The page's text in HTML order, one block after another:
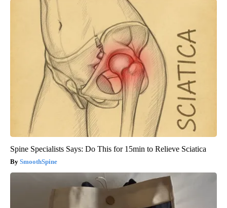
Spine Specialists Says: Do This for 15min to Relieve Sciatica
SmoothSpine